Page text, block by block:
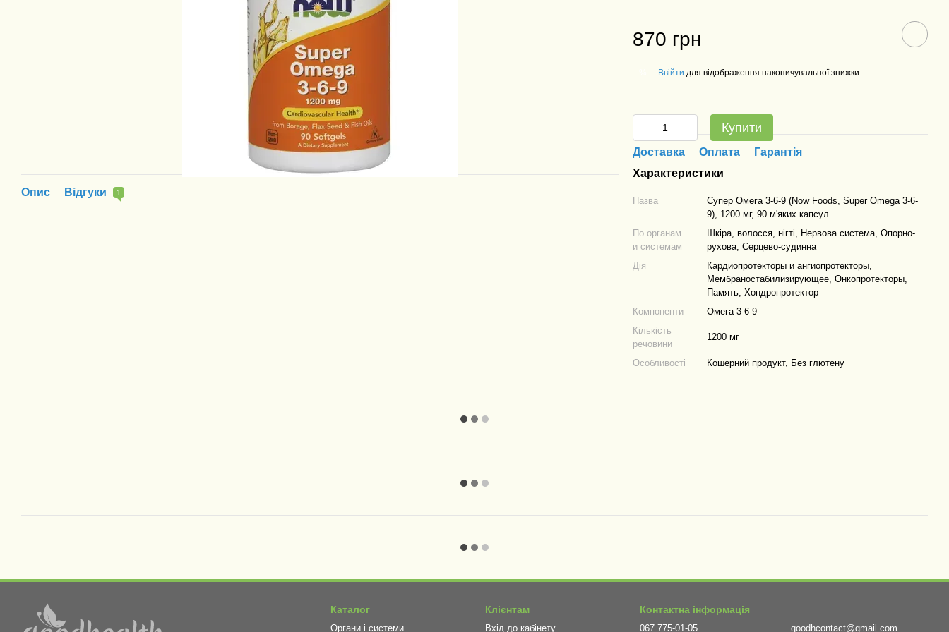
Опис Відгуки 1
870 грн
Ввійти для відображення накопичувальної знижки
Купити
Доставка Оплата
Гарантія
Характеристики
Назва
Супер Омега 3-6-9 (Now Foods, Super Omega 3-6-
9), 1200 мг, 90 м'яких капсул
По органам
и системам
Шкіра, волосся, нігті, Нервова система, Опорно-
рухова, Серцево-судинна
Дія
Кардиопротекторы и ангиопротекторы,
Мембраностабилизирующее, Онкопротекторы,
Память, Хондропротектор
Компоненти
Омега 3-6-9
Кількість
речовини
1200 мг
Особливості Кошерний продукт, Без глютену
Каталог
Органи і системи
Клієнтам
Вхід до кабінету
Контактна інформація
067 775-01-05 goodhcontact@gmail.com